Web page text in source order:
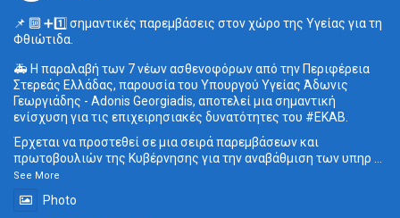
📌 🔟 ➕1️⃣ σημαντικές παρεμβάσεις στον χώρο της Υγείας για τη
Φθιώτιδα.
🚑 Η παραλαβή των 7 νέων ασθενοφόρων από την Περιφέρεια
Στερεάς Ελλάδας, παρουσία του Υπουργού Υγείας Άδωνις
Γεωργιάδης - Adonis Georgiadis, αποτελεί μια σημαντική
ενίσχυση για τις επιχειρησιακές δυνατότητες του #ΕΚΑΒ
Έρχεται να προστεθεί σε μια σειρά παρεμβάσεων και
πρωτοβουλιών της Κυβέρνησης για την αναβάθμιση των υπηρ
See More
Photo